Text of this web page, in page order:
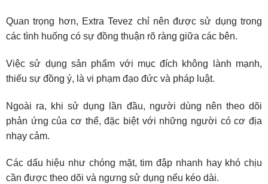
Quan trọng hơn, Extra Tevez chỉ nên được sử dụng trong
các tình huống có sự đồng thuận rõ ràng giữa các bên.
Việc sử dụng sản phẩm với mục đích không lành mạnh,
thiếu sự đồng ý, là vi phạm đạo đức và pháp luật.
Ngoài ra, khi sử dụng lần đầu, người dùng nên theo dõi
phản ứng của cơ thể, đặc biệt với những người có cơ địa
nhạy cảm.
Các dấu hiệu như chóng mặt, tim đập nhanh hay khó chịu
cần được theo dõi và ngưng sử dụng nếu kéo dài.